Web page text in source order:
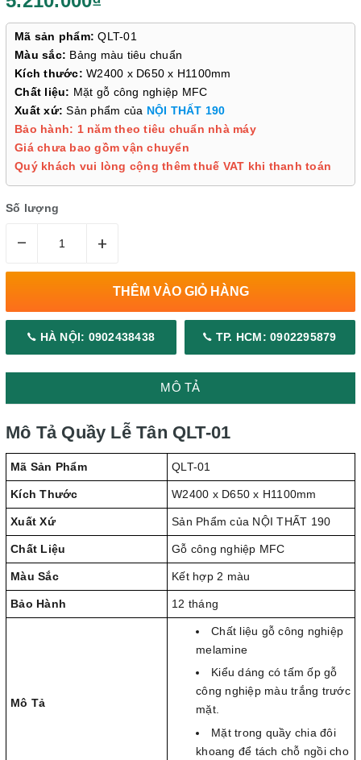
Mã sản phẩm: QLT-01
Màu sắc: Bảng màu tiêu chuẩn
Kích thước: W2400 x D650 x H1100mm
Chất liệu: Mặt gỗ công nghiệp MFC
Xuất xứ: Sản phẩm của NỘI THẤT 190
Bảo hành: 1 năm theo tiêu chuẩn nhà máy
Giá chưa bao gồm vận chuyển
Quý khách vui lòng cộng thêm thuế VAT khi thanh toán
Số lượng
– +
THÊM VÀO GIỎ HÀNG
HÀ NỘI: 0902438438 TP. HCM: 0902295879
MÔ TẢ
Mô Tả Quầy Lễ Tân QLT-01
Mã Sản Phẩm QLT-01
Kích Thước W2400 x D650 x H1100mm
Xuất Xứ Sản Phẩm của NỘI THẤT 190
Chất Liệu Gỗ công nghiệp MFC
Màu Sắc Kết hợp 2 màu
Bảo Hành 12 tháng
Mô Tả
Chất liệu gỗ công nghiệp
melamine
Kiểu dáng có tấm ốp gỗ
công nghiệp màu trắng trước
mặt.
Mặt trong quầy chia đôi
khoang để tách chỗ ngồi cho